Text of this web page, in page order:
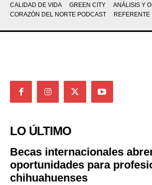
CALIDAD DE VIDA
GREEN CITY
ANÁLISIS Y
CORAZÓN DEL NORTE PODCAST
REFERENTE
LO ÚLTIMO
Becas internacionales
oportunidades para
chihuahuenses